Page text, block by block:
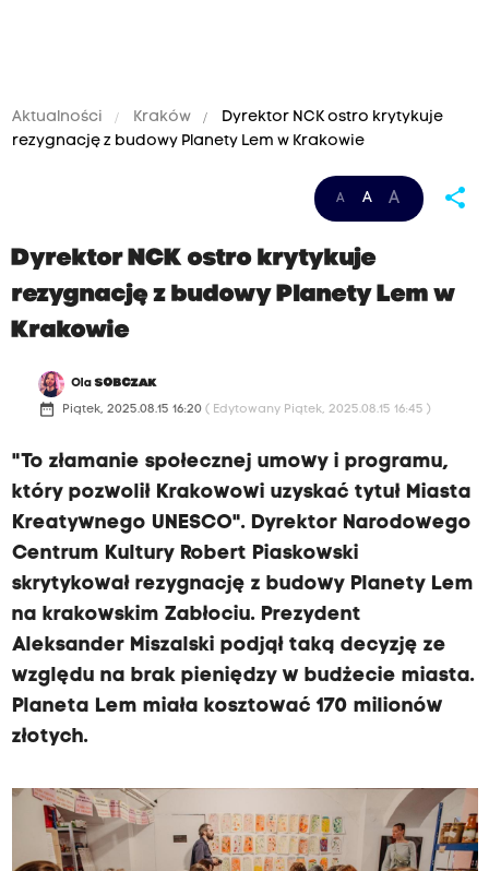
Aktualności Kraków
Dyrektor NCK ostro krytykuje
rezygnację z budowy Planety Lem w Krakowie
A A A share
Dyrektor NCK ostro krytykuje
rezygnację z budowy Planety Lem w
Krakowie
OlaSOBCZAK
date_range Piątek, 2025.08.15 16:20 ( Edytowany Piątek, 2025.08.15 16:45 )
"To złamanie społecznej umowy i programu,
który pozwolił Krakowowi uzyskać tytuł Miasta
Kreatywnego UNESCO". Dyrektor Narodowego
Centrum Kultury Robert Piaskowski
skrytykował rezygnację z budowy Planety Lem
na krakowskim Zabłociu. Prezydent
Aleksander Miszalski podjął taką decyzję ze
względu na brak pieniędzy w budżecie miasta.
Planeta Lem miała kosztować 170 milionów
złotych.